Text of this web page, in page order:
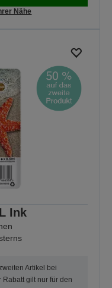
Nähe
Ink
Artikel bei
gilt nur für den